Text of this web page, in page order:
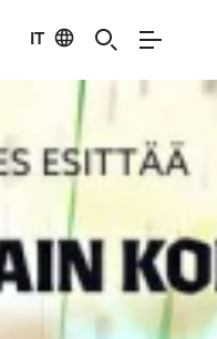
IT